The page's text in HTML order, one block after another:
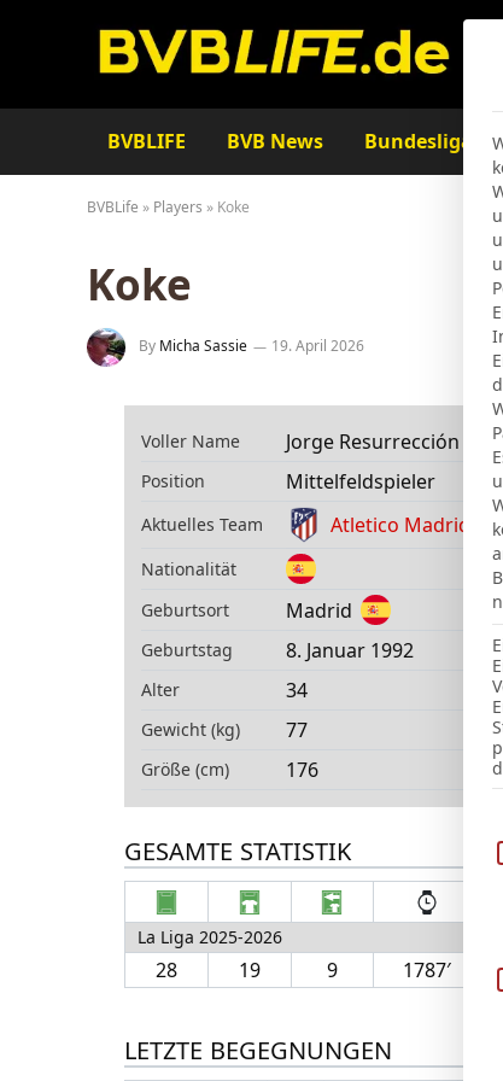
BVBLIFE BVB News Bundesliga
BVBLife » Players » Koke
Koke
By Micha Sassie 19. April 2026
Voller Name Jorge Resurrección
Position Mittelfeldspieler
Aktuelles Team Atletico Madrid
Nationalität
Geburtsort
Madrid
Geburtstag 8. Januar 1992
Alter 34
Gewicht (kg) 77
Größe (cm) 176
GESAMTE STATISTIK
La Liga 2025-2026
28 19 9 1787′
LETZTE BEGEGNUNGEN